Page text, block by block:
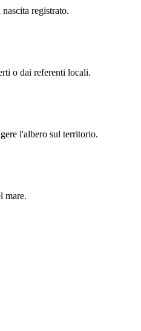
registrato.
o dai referenti locali.
l'albero sul territorio.
mare.